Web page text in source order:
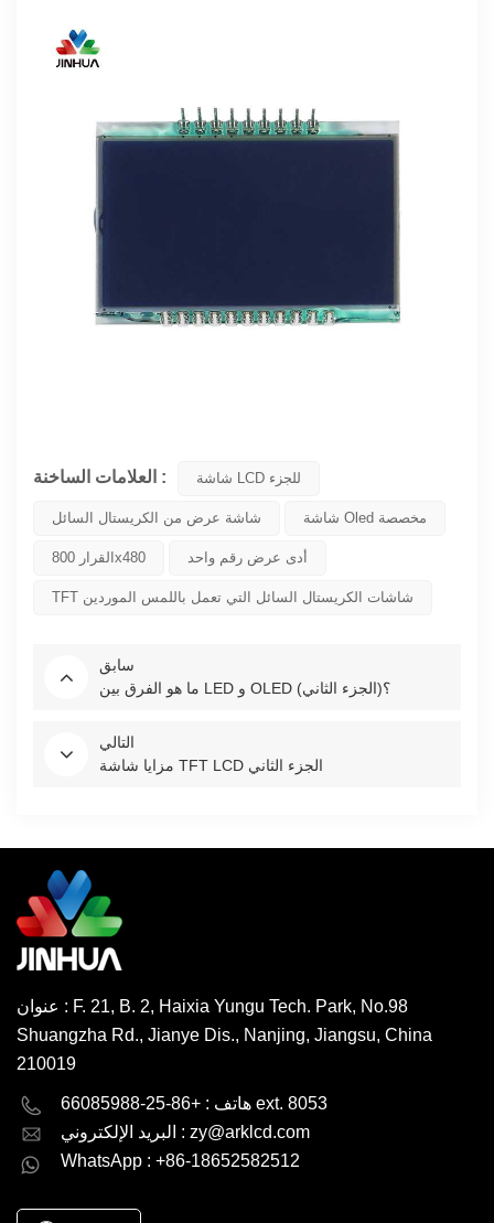
العلامات الساخنة : شاشة LCD للجزء
شاشة عرض من الكريستال السائل شاشة Oled مخصصة
القرار 800x480 أدى عرض رقم واحد
TFT شاشات الكريستال السائل التي تعمل باللمس الموردين
سابق
ما هو الفرق بين LED و OLED (الجزء الثاني)؟
التالي
مزايا شاشة TFT LCD الجزء الثاني
عنوان : F. 21, B. 2, Haixia Yungu Tech. Park, No.98
Shuangzha Rd., Jianye Dis., Nanjing, Jiangsu, China
210019
هاتف : +86-25-66085988 ext. 8053
البريد الإلكتروني : zy@arklcd.com
WhatsApp : +86-18652582512
English Deutsch
русский español
العربية